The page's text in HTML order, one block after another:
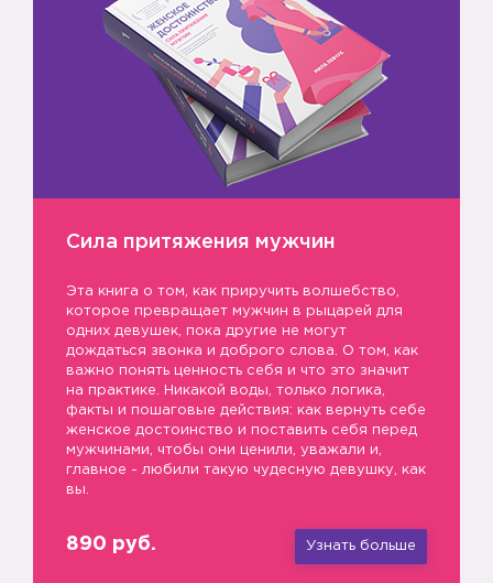
Сила притяжения мужчин
Эта книга о том, как приручить волшебство,
которое превращает мужчин в рыцарей для
одних девушек, пока другие не могут
дождаться звонка и доброго слова. О том, как
важно понять ценность себя и что это значит
на практике. Никакой воды, только логика,
факты и пошаговые действия: как вернуть себе
женское достоинство и поставить себя перед
мужчинами, чтобы они ценили, уважали и,
главное - любили такую чудесную девушку, как
вы.
890 руб. Узнать больше